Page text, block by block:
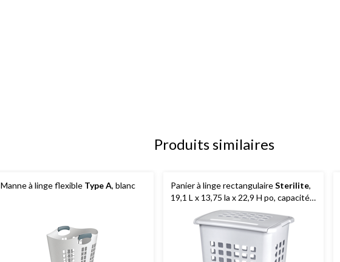
Produits similaires
Manne à linge flexible Type A, blanc Panier à linge rectangulaireSterilite,
19,1 L x 13,75 la x 22,9 H po, capacité